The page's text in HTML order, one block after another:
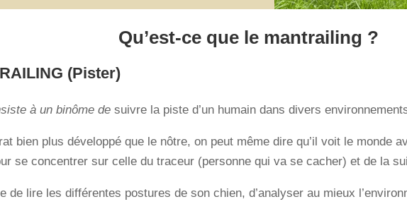
Qu’est-ce que le mantrailing ?
(Pister)
à un binôme de suivre la piste d’un humain dans divers
bien plus développé que le nôtre, on peut même dire qu’il voit le monde
se concentrer sur celle du traceur (personne qui va se cacher) et de la
de lire les différentes postures de son chien, d’analyser au mieux